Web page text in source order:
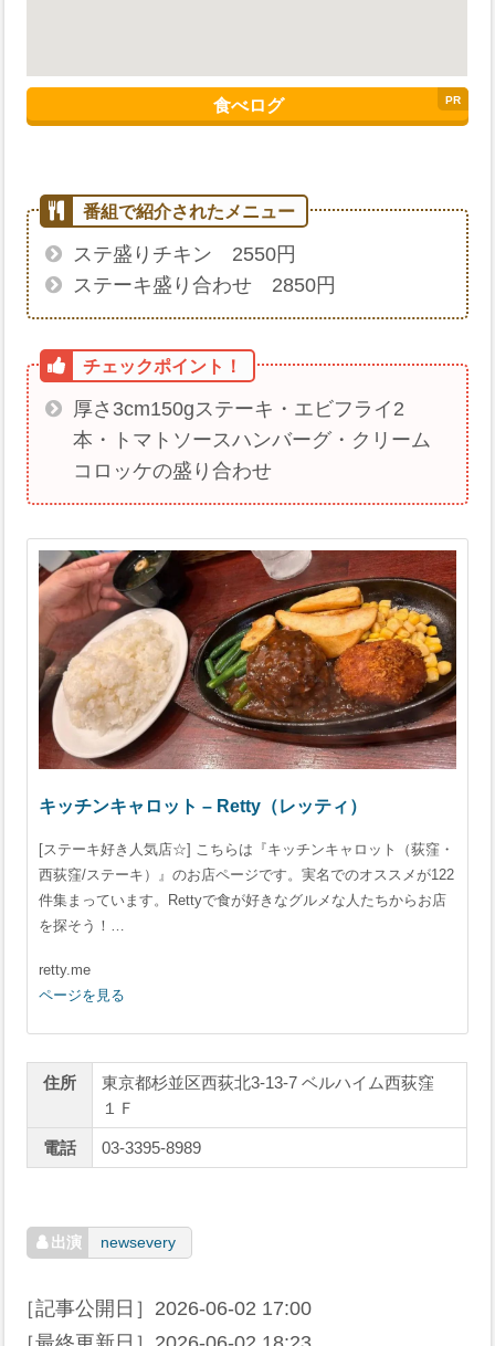
食べログ
ステ盛りチキン 2550円
ステーキ盛り合わせ 2850円
厚さ3cm150gステーキ・エビフライ2
本・トマトソースハンバーグ・クリーム
コロッケの盛り合わせ
キッチンキャロット – Retty（レッティ）
[ステーキ好き人気店☆] こちらは『キッチンキャロット（荻窪・
西荻窪/ステーキ）』のお店ページです。実名でのオススメが122
件集まっています。Rettyで食が好きなグルメな人たちからお店
を探そう！…
retty.me
ページを見る
住所
東京都杉並区西荻北3-13-7 ベルハイム西荻窪
１Ｆ
電話 03-3395-8989
newsevery
［記事公開日］ 2026-06-02 17:00